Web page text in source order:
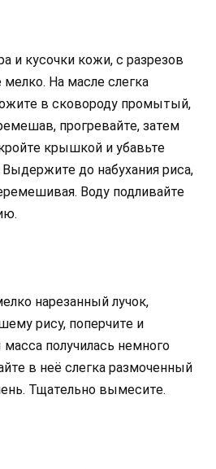
и кусочки кожи, с разрезов
На масле слегка
в сковороду промытый,
прогревайте, затем
крышкой и убавьте
до набухания риса,
Воду подливайте
нарезанный лучок,
рису, поперчите и
получилась немного
в неё слегка размоченный
Тщательно вымесите.